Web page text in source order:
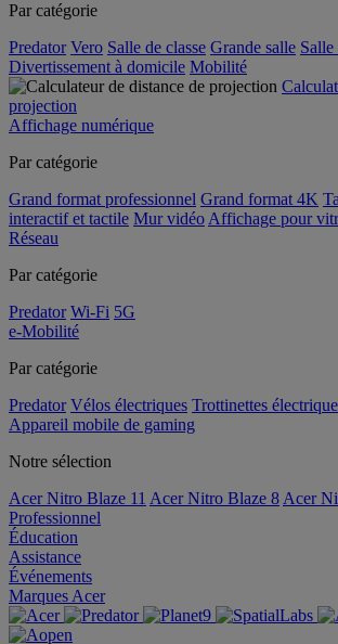
Par catégorie
Predator Vero Salle de classe Grande salle Salle
Divertissement à domicile Mobilité
projection
Affichage numérique
Par catégorie
Grand format professionnel Grand format 4K
interactif et tactile Mur vidéo Affichage pour
Réseau
Par catégorie
Predator Wi-Fi 5G
e-Mobilité
Par catégorie
Predator Vélos électriques Trottinettes
Appareil mobile de gaming
Notre sélection
Acer Nitro Blaze 11 Acer Nitro Blaze 8 Acer
Professionnel
Éducation
Assistance
Événements
Marques Acer